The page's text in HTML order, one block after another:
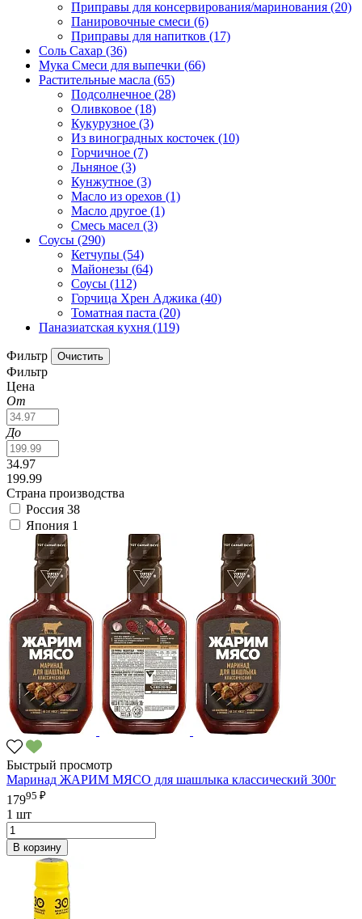
Приправы для консервирования/маринования (20)
Панировочные смеси (6)
Приправы для напитков (17)
Соль Сахар (36)
Мука Смеси для выпечки (66)
Растительные масла (65)
Подсолнечное (28)
Оливковое (18)
Кукурузное (3)
Из виноградных косточек (10)
Горчичное (7)
Льняное (3)
Кунжутное (3)
Масло из орехов (1)
Масло другое (1)
Смесь масел (3)
Соусы (290)
Кетчупы (54)
Майонезы (64)
Соусы (112)
Горчица Хрен Аджика (40)
Томатная паста (20)
Паназиатская кухня (119)
Фильтр
Фильтр
Цена
От
До
34.97
199.99
Страна производства
Россия 38
Япония 1
Быстрый просмотр
Маринад ЖАРИМ МЯСО для шашлыка классический 300г
17995 ₽
1 шт
В корзину